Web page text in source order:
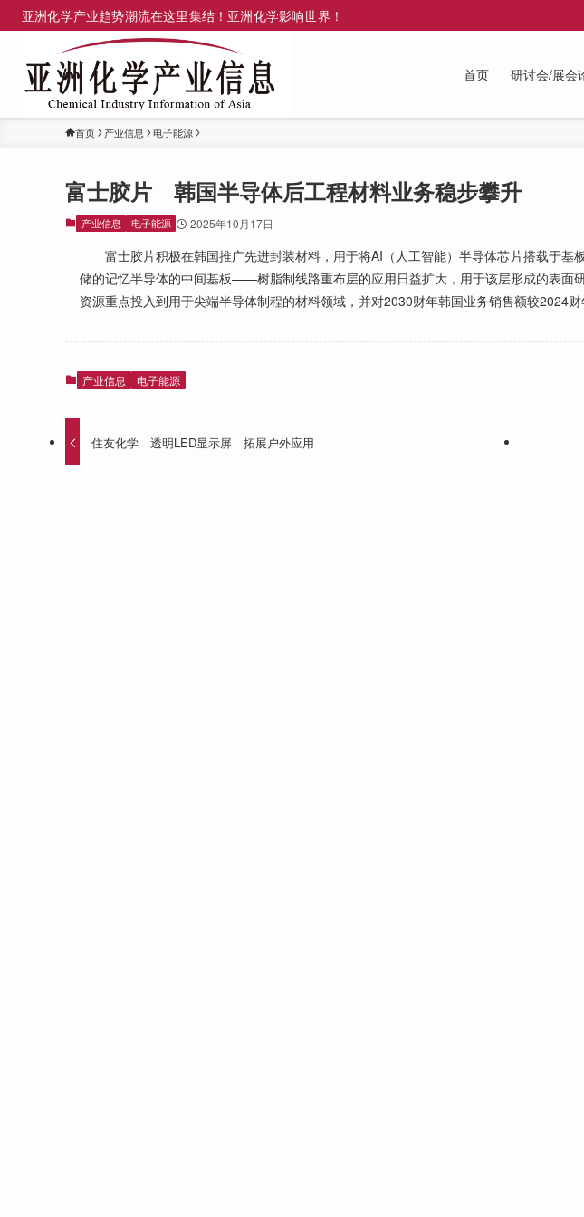
亚洲化学产业趋势潮流在这里集结！亚洲化学影响世界！
首页 研讨会/展会
首页 产业信息 电子能源
富士胶片 韩国半导体后工程材料业务稳步攀升
产业信息 电子能源 2025年10月17日
富士胶片积极在韩国推广先进封装材料，用于将AI（人工智能）半导体芯片搭载于基
储的记忆半导体的中间基板——树脂制线路重布层的应用日益扩大，用于该层形成的表面
资源重点投入到用于尖端半导体制程的材料领域，并对2030财年韩国业务销售额较2024财
产业信息 电子能源
住友化学 透明LED显示屏 拓展户外应用